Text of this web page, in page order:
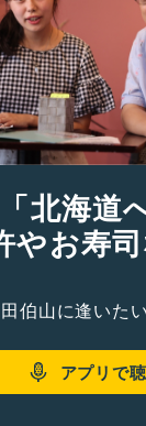
北海道
やお寿司
伯山に逢いたい
アプリで